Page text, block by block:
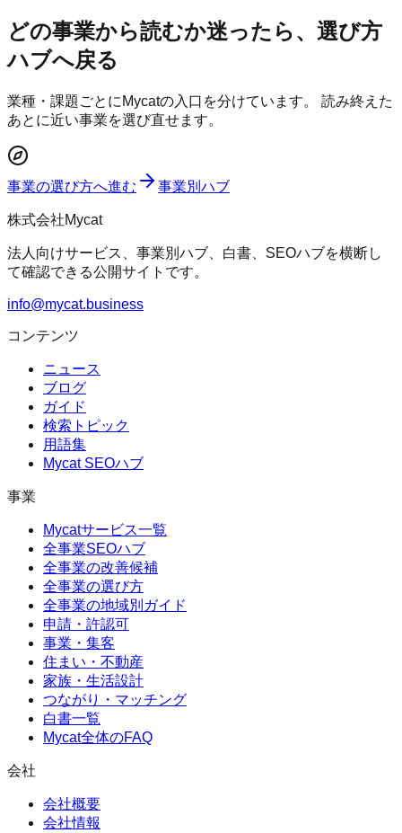
どの事業から読むか迷ったら、選び方
ハブへ戻る
業種・課題ごとにMycatの入口を分けています。 読み終えた
あとに近い事業を選び直せます。
事業の選び方へ進む 事業別ハブ
株式会社Mycat
法人向けサービス、事業別ハブ、白書、SEOハブを横断し
て確認できる公開サイトです。
info@mycat.business
コンテンツ
ニュース
ブログ
ガイド
検索トピック
用語集
Mycat SEOハブ
事業
Mycatサービス一覧
全事業SEOハブ
全事業の改善候補
全事業の選び方
全事業の地域別ガイド
申請・許認可
事業・集客
住まい・不動産
家族・生活設計
つながり・マッチング
白書一覧
Mycat全体のFAQ
会社
会社概要
会社情報